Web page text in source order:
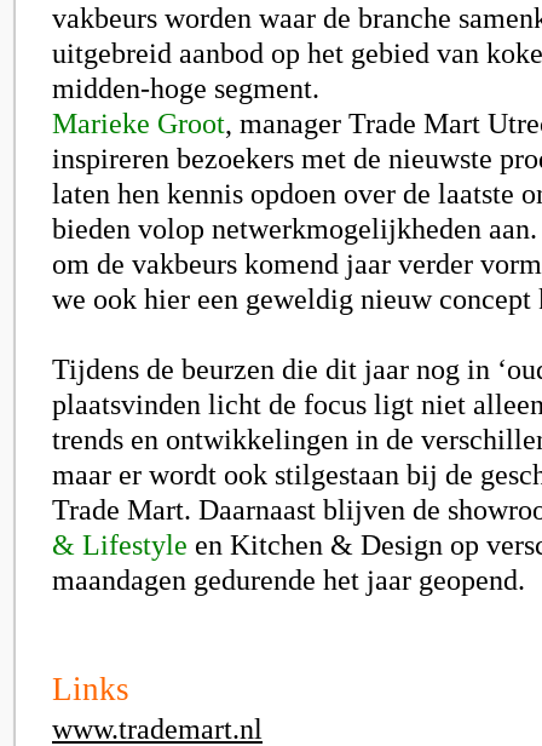
vakbeurs worden waar de branche
uitgebreid aanbod op het gebied van
midden-hoge segment.
Marieke Groot, manager Trade Mart
inspireren bezoekers met de nieuwste
laten hen kennis opdoen over de laatste
bieden volop netwerkmogelijkheden
om de vakbeurs komend jaar verder
we ook hier een geweldig nieuw concept
Tijdens de beurzen die dit jaar nog in
plaatsvinden licht de focus ligt niet
trends en ontwikkelingen in de
maar er wordt ook stilgestaan bij de
Trade Mart. Daarnaast blijven de
& Lifestyle en Kitchen & Design op
maandagen gedurende het jaar geopend.
Links
www.trademart.nl